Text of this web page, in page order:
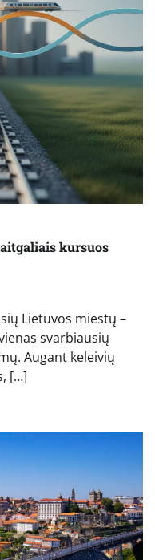
kursuos
Lietuvos miestų –
svarbiausių
Augant keleivių
[…]